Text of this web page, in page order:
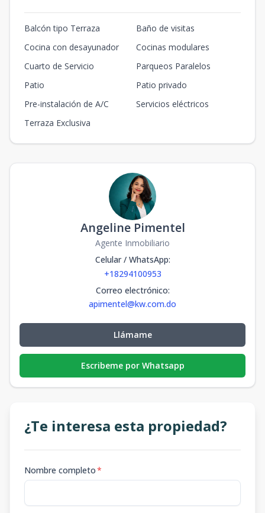
Balcón tipo Terraza
Baño de visitas
Cocina con desayunador
Cocinas modulares
Cuarto de Servicio
Parqueos Paralelos
Patio
Patio privado
Pre-instalación de A/C
Servicios eléctricos
Terraza Exclusiva
Angeline Pimentel
Agente Inmobiliario
Celular / WhatsApp:
+18294100953
Correo electrónico:
apimentel@kw.com.do
Llámame
Escribeme por Whatsapp
¿Te interesa esta propiedad?
Nombre completo*